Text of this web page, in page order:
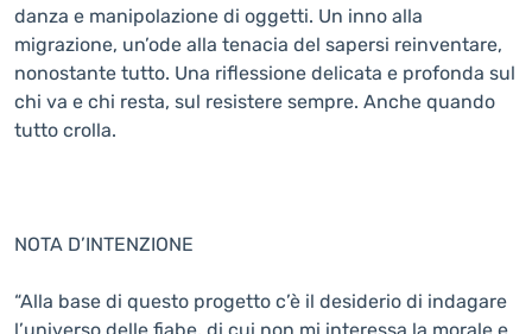
danza e manipolazione di oggetti. Un inno alla
migrazione, un’ode alla tenacia del sapersi reinventare,
nonostante tutto. Una riflessione delicata e profonda sul
chi va e chi resta, sul resistere sempre. Anche quando
tutto crolla.
NOTA D’INTENZIONE
“Alla base di questo progetto c’è il desiderio di indagare